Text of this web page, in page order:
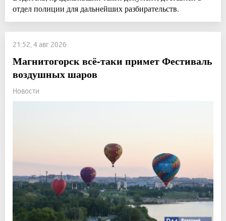
отдел полиции для дальнейших разбирательств.
21:52, 4 авг 2026
Магнитогорск всё-таки примет Фестиваль
воздушных шаров
Новости